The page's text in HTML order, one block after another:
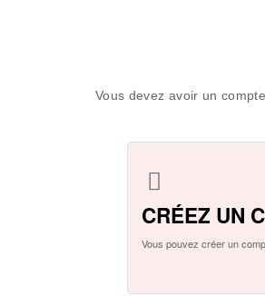
Vous devez avoir un
CRÉEZ UN
Vous pouvez créer un